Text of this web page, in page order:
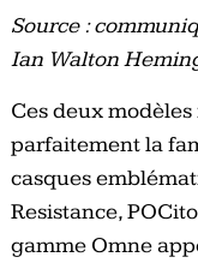
Source :
Ian Walton
Ces deux
parfaitement la
casques
Resistance,
gamme Omne